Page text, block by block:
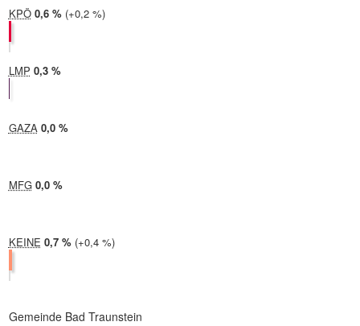
KPÖ 2024:
0,6 % Differenz:
+0,2 %
LMP 2024:
0,3 %
GAZA 2024:
0,0 %
MFG 2024:
0,0 %
KEINE 2024:
0,7 % Differenz:
+0,4 %
Gemeinde Bad Traunstein